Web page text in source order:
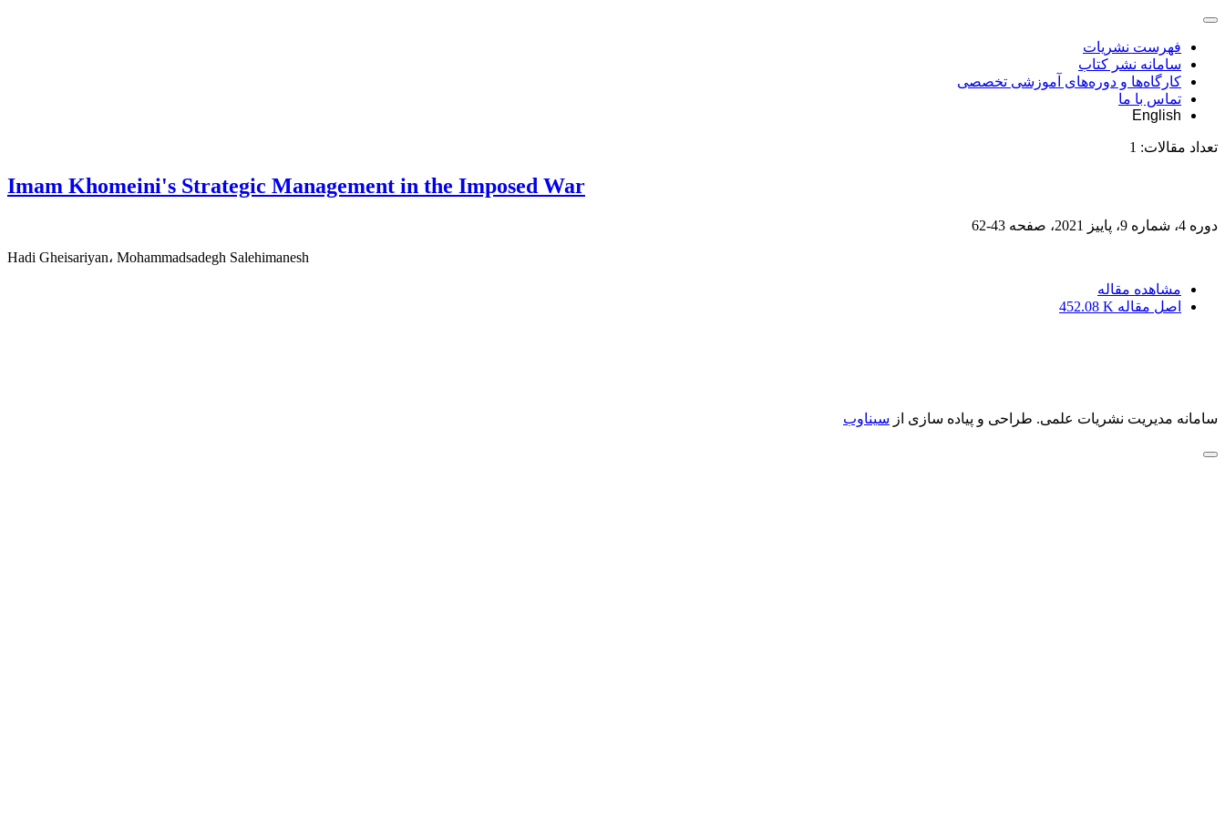
فهرست نشریات
سامانه نشر کتاب
کارگاه‌ها و دوره‌های آموزشی تخصصی
تماس با ما
English
تعداد مقالات: 1
Imam Khomeini's Strategic Management in the Imposed War
دوره 4، شماره 9، پاییز 2021، صفحه 43-62
Hadi Gheisariyan، Mohammadsadegh Salehimanesh
مشاهده مقاله
اصل مقاله 452.08 K
سامانه مدیریت نشریات علمی. طراحی و پیاده سازی از سیناوب